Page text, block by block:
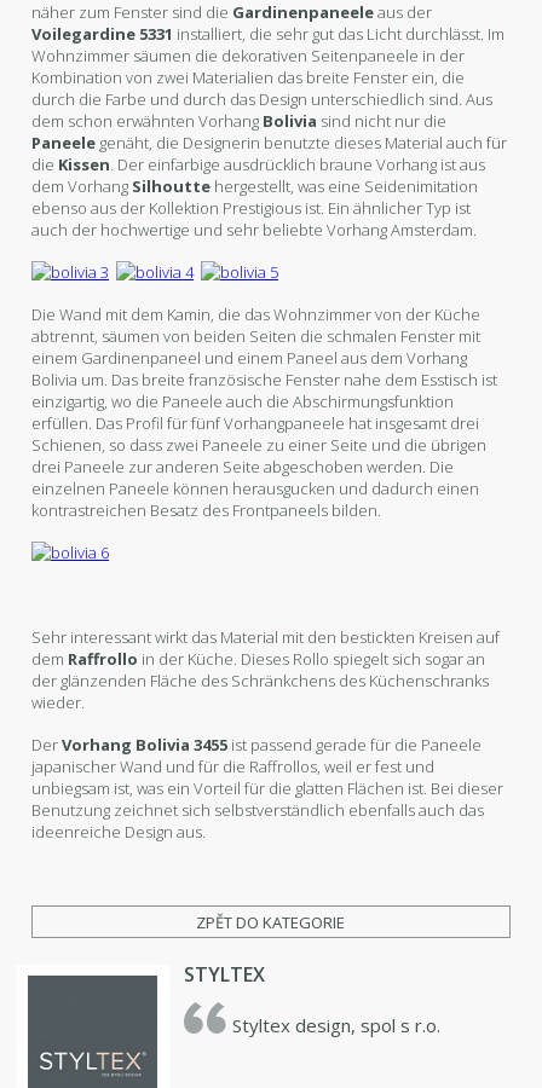
näher zum Fenster sind die Gardinenpaneeleaus der
Voilegardine 5331 installiert, die sehr gut das Licht durchlässt. Im
Wohnzimmer säumen die dekorativen Seitenpaneele in der
Kombination von zwei Materialien das breite Fenster ein, die
durch die Farbe und durch das Design unterschiedlich sind. Aus
dem schon erwähnten Vorhang Bolivia sind nicht nur die
Paneele genäht, die Designerin benutzte dieses Material auch für
die Kissen. Der einfarbige ausdrücklich braune Vorhang ist aus
dem Vorhang Silhoutte hergestellt, was eine Seidenimitation
ebenso aus der Kollektion Prestigious ist. Ein ähnlicher Typ ist
auch der hochwertige und sehr beliebte Vorhang Amsterdam.
Die Wand mit dem Kamin, die das Wohnzimmer von der Küche
abtrennt, säumen von beiden Seiten die schmalen Fenster mit
einem Gardinenpaneel und einem Paneel aus dem Vorhang
Bolivia um. Das breite französische Fenster nahe dem Esstisch ist
einzigartig, wo die Paneele auch die Abschirmungsfunktion
erfüllen. Das Profil für fünf Vorhangpaneele hat insgesamt drei
Schienen, so dass zwei Paneele zu einer Seite und die übrigen
drei Paneele zur anderen Seite abgeschoben werden. Die
einzelnen Paneele können herausgucken und dadurch einen
kontrastreichen Besatz des Frontpaneels bilden.
Sehr interessant wirkt das Material mit den bestickten Kreisen auf
dem Raffrollo in der Küche. Dieses Rollo spiegelt sich sogar an
der glänzenden Fläche des Schränkchens des Küchenschranks
wieder.
DerVorhang Bolivia 3455 ist passend gerade für die Paneele
japanischer Wand und für die Raffrollos, weil er fest und
unbiegsam ist, was ein Vorteil für die glatten Flächen ist. Bei dieser
Benutzung zeichnet sich selbstverständlich ebenfalls auch das
ideenreiche Design aus.
ZPĚT DO KATEGORIE
STYLTEX
Styltex design, spol s r.o.